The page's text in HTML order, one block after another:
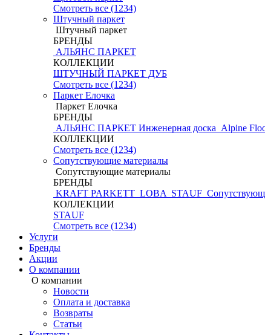
Смотреть все (1234)
Штучный паркет
Штучный паркет
БРЕНДЫ
АЛЬЯНС ПАРКЕТ
КОЛЛЕКЦИИ
ШТУЧНЫЙ ПАРКЕТ ДУБ
Смотреть все (1234)
Паркет Елочка
Паркет Елочка
БРЕНДЫ
АЛЬЯНС ПАРКЕТ Инженерная доска Alpine
КОЛЛЕКЦИИ
Смотреть все (1234)
Сопутствующие материалы
Сопутствующие материалы
БРЕНДЫ
KRAFT PARKETT LOBA STAUF
КОЛЛЕКЦИИ
STAUF
Смотреть все (1234)
Услуги
Бренды
Акции
О компании
О компании
Новости
Оплата и доставка
Возвраты
Статьи